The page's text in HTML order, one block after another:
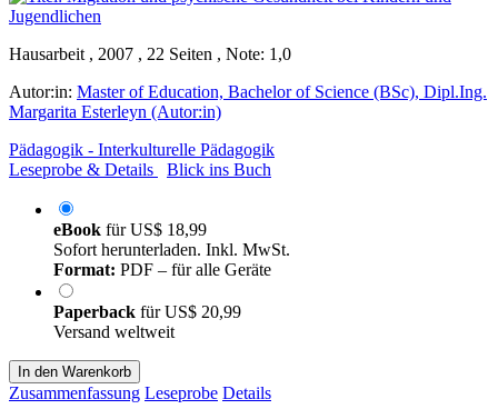
Hausarbeit , 2007 , 22 Seiten , Note: 1,0
Autor:in: Master of Education, Bachelor of Science (BSc), Dipl.Ing.
Margarita Esterleyn (Autor:in)
Pädagogik - Interkulturelle Pädagogik
Leseprobe & Details
Blick ins Buch
eBook fürUS$ 18,99
Sofort herunterladen. Inkl. MwSt.
Format: PDF – für alle Geräte
Paperback fürUS$ 20,99
Versand weltweit
In den Warenkorb
Zusammenfassung Leseprobe Details